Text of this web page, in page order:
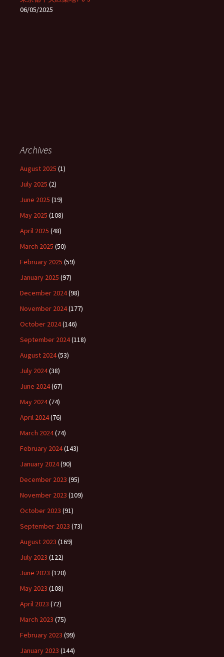
06/05/2025
Archives
August 2025 (1)
July 2025 (2)
June 2025 (19)
May 2025 (108)
April 2025 (48)
March 2025 (50)
February 2025 (59)
January 2025 (97)
December 2024(98)
November 2024(177)
October 2024(146)
September 2024(118)
August 2024(53)
July 2024(38)
June 2024(67)
May 2024(74)
April 2024(76)
March 2024(74)
February 2024(143)
January 2024(90)
December 2023 (95)
November 2023 (109)
October 2023 (91)
September 2023 (73)
August 2023 (169)
July 2023 (122)
June 2023 (120)
May 2023 (108)
April 2023 (72)
March 2023 (75)
February 2023 (99)
January 2023 (144)